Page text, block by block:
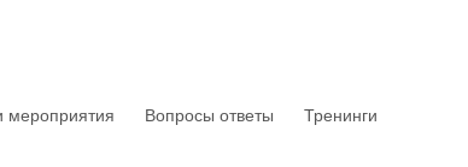
мероприятия Вопросы ответы Тренинги